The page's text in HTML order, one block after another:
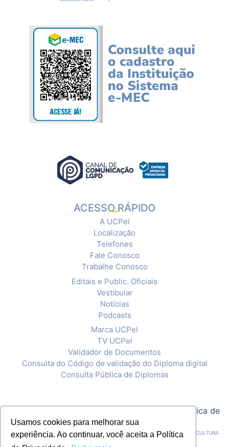
Usamos cookies para melhorar sua
experiência. Ao continuar, você aceita a Política
ACESSO RÁPIDO
A UCPel
Localização
Telefones
Fale Conosco
Trabalhe Conosco
Editais e Public. Oficiais
Vestibular
Notícias
Podcasts
Marca UCPel
TV UCPel
Validador de Documentos
Consulta do Código de validação do Diploma digital
Consulta Pública de Diplomas
Política de
Privacidade
CNPJ: 92.238.914/0001-03 - ASSOCIAÇÃO PELOTENSE DE ASSISTÊNCIA E CULTURA